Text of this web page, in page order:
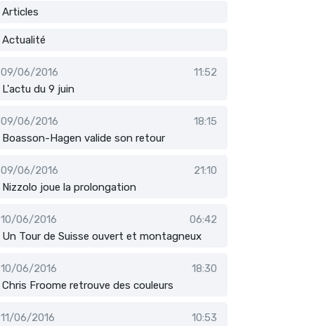
Articles
Actualité
09/06/2016
11:52
L'actu du 9 juin
09/06/2016
18:15
Boasson-Hagen valide son retour
09/06/2016
21:10
Nizzolo joue la prolongation
10/06/2016
06:42
Un Tour de Suisse ouvert et montagneux
10/06/2016
18:30
Chris Froome retrouve des couleurs
11/06/2016
10:53